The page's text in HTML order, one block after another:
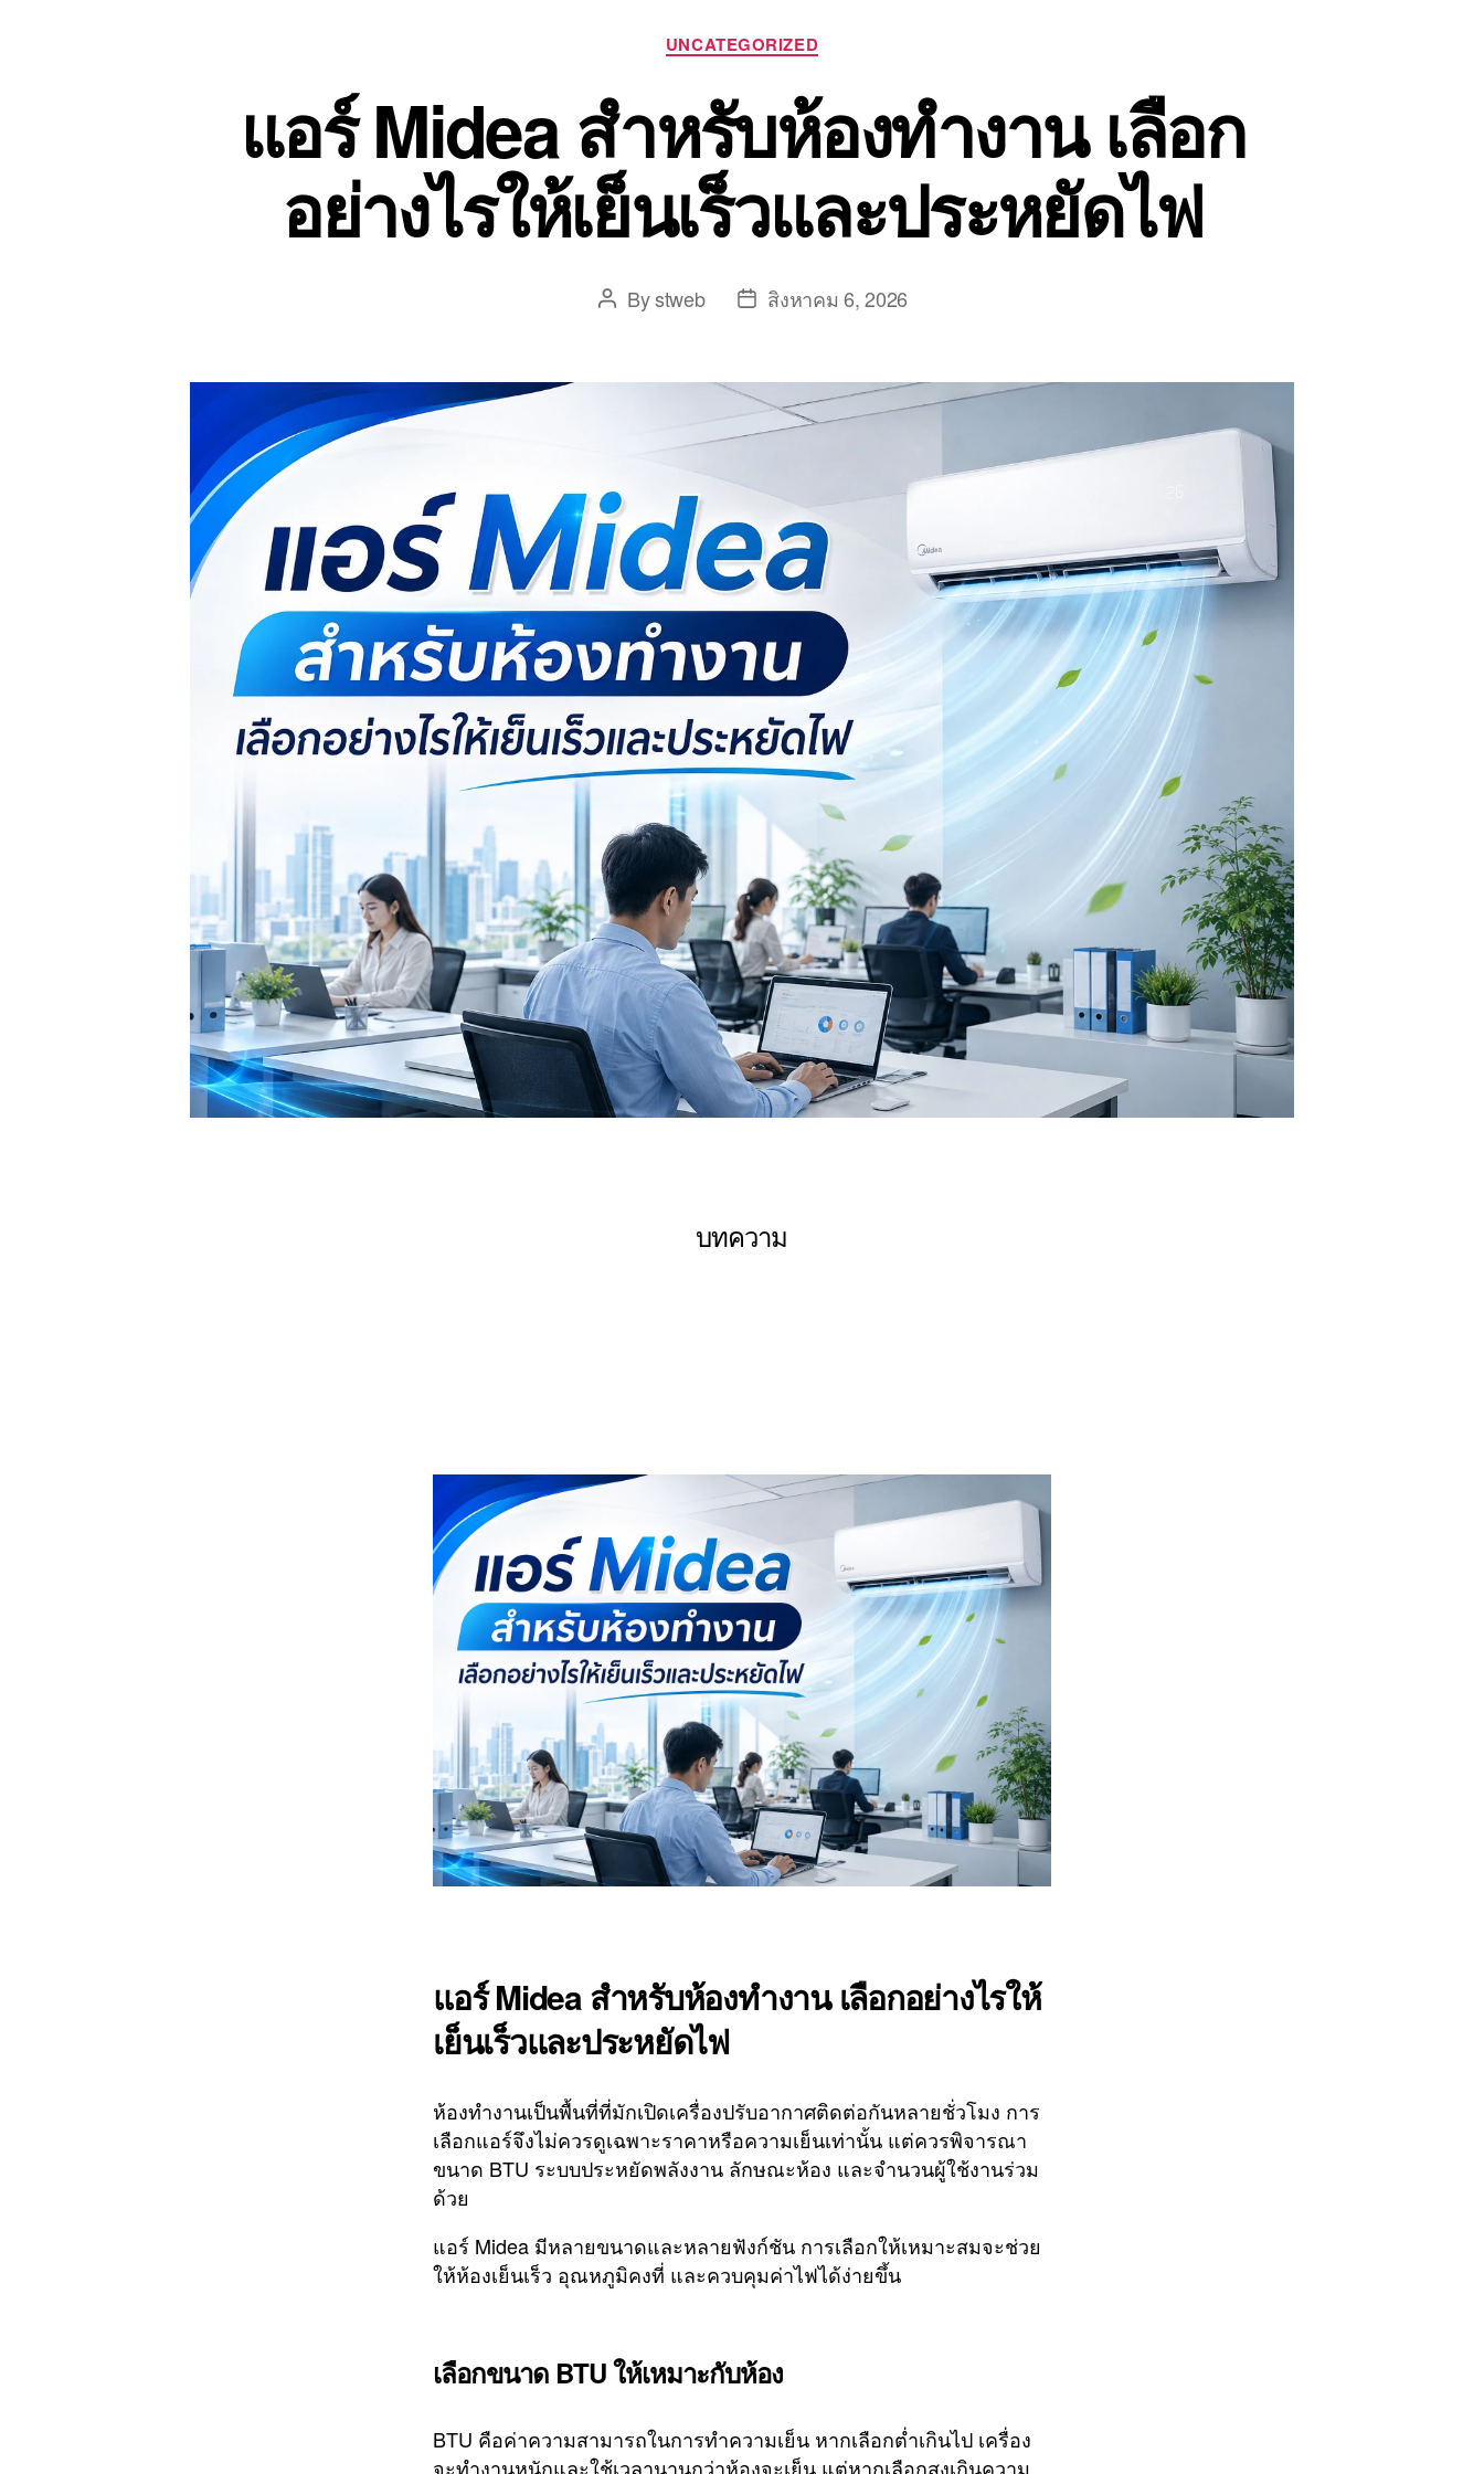
UNCATEGORIZED
แอร์ Midea สำหรับห้องทำงาน เลือก
อย่างไรให้เย็นเร็วและประหยัดไฟ
Bystweb สิงหาคม 6, 2026
บทความ
แอร์ Midea สำหรับห้องทำงาน เลือกอย่างไรให้
เย็นเร็วและประหยัดไฟ
ห้องทำงานเป็นพื้นที่ที่มักเปิดเครื่องปรับอากาศติดต่อกันหลายชั่วโมง การ
เลือกแอร์จึงไม่ควรดูเฉพาะราคาหรือความเย็นเท่านั้น แต่ควรพิจารณา
ขนาด BTU ระบบประหยัดพลังงาน ลักษณะห้อง และจำนวนผู้ใช้งานร่วม
ด้วย
แอร์ Midea มีหลายขนาดและหลายฟังก์ชัน การเลือกให้เหมาะสมจะช่วย
ให้ห้องเย็นเร็ว อุณหภูมิคงที่ และควบคุมค่าไฟได้ง่ายขึ้น
เลือกขนาด BTU ให้เหมาะกับห้อง
BTU คือค่าความสามารถในการทำความเย็น หากเลือกต่ำเกินไป เครื่อง
จะทำงานหนักและใช้เวลานานกว่าห้องจะเย็น แต่หากเลือกสูงเกินความ